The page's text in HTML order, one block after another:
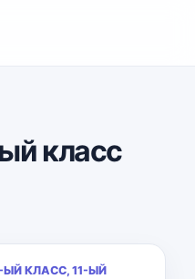
класс
КЛАСС, 11-ЫЙ